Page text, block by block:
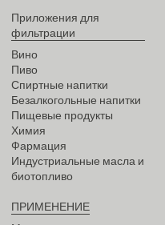
Приложения для
фильтрации
Вино
Пиво
Спиртные напитки
Безалкогольные напитки
Пищевые продукты
Химия
Фармация
Индустриальные масла и
биотопливо
ПРИМЕНЕНИЕ